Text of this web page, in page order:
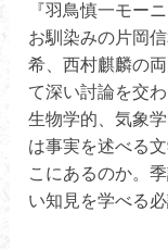
『羽鳥慎一モー
お馴染みの片岡
希、西村麒麟の
て深い討論を交
生物学的、気象
は事実を述べる
こにあるのか。
い知見を学べる